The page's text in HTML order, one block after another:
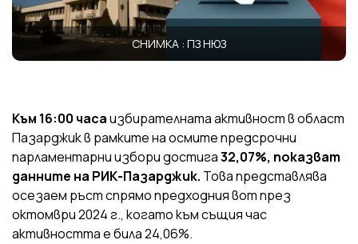
СНИМКА : ПЗ НЮЗ
Към 16:00 часаизбирателната активност в област
Пазарджик в рамките на осмите предсрочни
парламентарни избори достига32,07%, показват
данните на РИК-Пазарджик. Това представлява
осезаем ръст спрямо предходния вот през
октомври 2024 г., когато към същия час
активността е била 24,06%.